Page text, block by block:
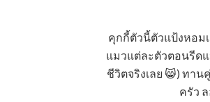
คุกกี้ตัวนี้ตัวแป้งหอม
แมวแต่ละตัวตอนรีด
ชีวิตจริงเลย 😸) ทา
ครัว